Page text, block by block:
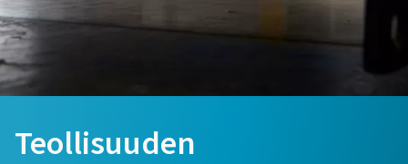
Teollisuuden